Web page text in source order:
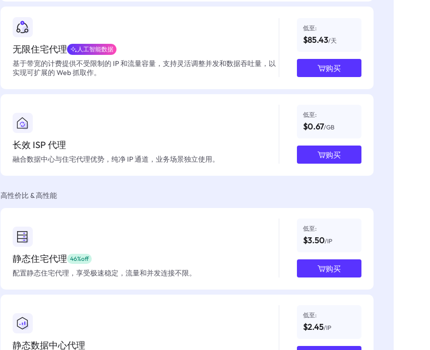
无限住宅代理 人工智能数据
基于带宽的计费提供不受限制的 IP 和流量容量，支持灵活调整并发和数据吞吐量，以
实现可扩展的 Web 抓取作。
低至:
$85.43/天
购买
长效 ISP 代理
融合数据中心与住宅代理优势，纯净 IP 通道，业务场景独立使用。
低至:
$0.67/GB
购买
高性价比 & 高性能
静态住宅代理 46%off
配置静态住宅代理，享受极速稳定，流量和并发连接不限。
低至:
$3.50/IP
购买
静态数据中心代理
低至:
$2.45/IP